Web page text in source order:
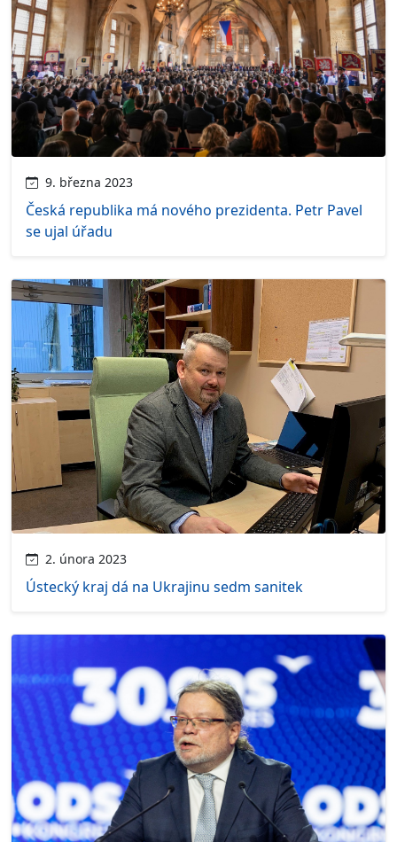
9. března 2023
Česká republika má nového prezidenta. Petr Pavel
se ujal úřadu
2. února 2023
Ústecký kraj dá na Ukrajinu sedm sanitek